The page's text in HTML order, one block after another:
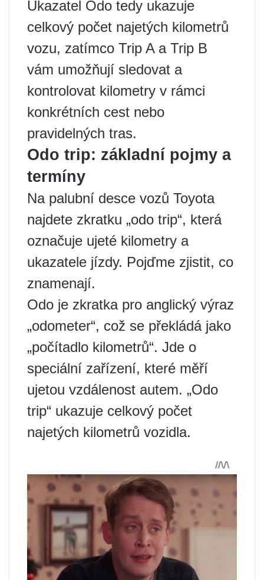
Ukazatel Odo tedy ukazuje
celkový počet najetých kilometrů
vozu, zatímco Trip A a Trip B
vám umožňují sledovat a
kontrolovat kilometry v rámci
konkrétních cest nebo
pravidelných tras.
Оdo trip: základní pojmy a
termíny
Na palubní desce vozů Toyota
najdete zkratku „odo trip“, která
označuje ujeté kilometry a
ukazatele jízdy. Pojďme zjistit, co
znamenají.
Odo je zkratka pro anglický výraz
„odometer“, což se překládá jako
„počítadlo kilometrů“. Jde o
speciální zařízení, které měří
ujetou vzdálenost autem. „Odo
trip“ ukazuje celkový počet
najetých kilometrů vozidla.